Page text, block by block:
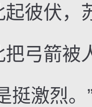
伏，
弓箭被
激烈。